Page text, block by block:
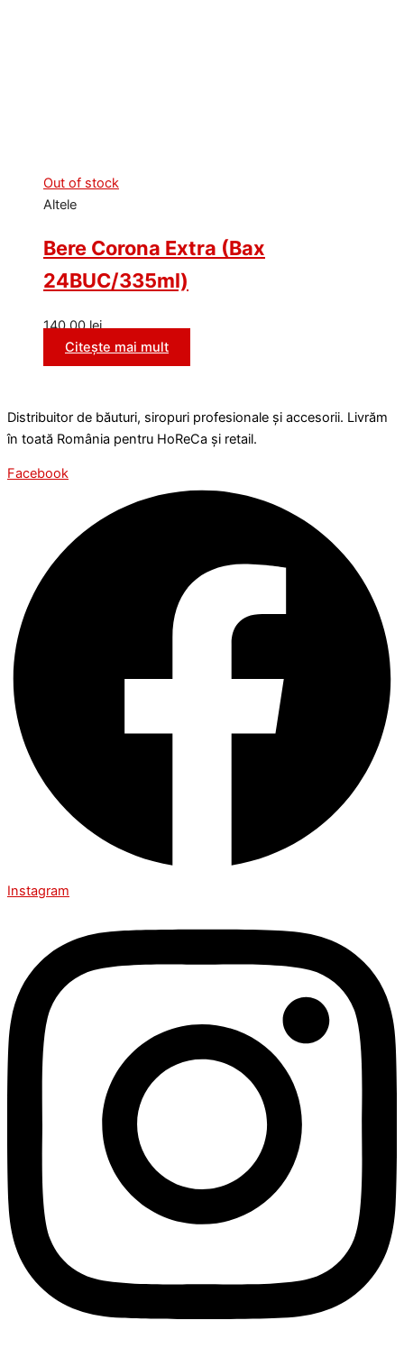
Out of stock
Altele
Bere Corona Extra (Bax
24BUC/335ml)
140,00lei
Citește mai mult
Distribuitor de băuturi, siropuri profesionale și accesorii. Livrăm
în toată România pentru HoReCa și retail.
Facebook
Instagram